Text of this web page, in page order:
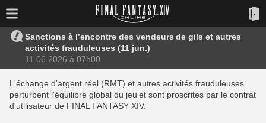
Sanctions à l’encontre des vendeurs de gils et autres
activités frauduleuses (11 jun.)
11.06.2026 à 07h00
L'échange d'argent réel (RMT) et autres activités frauduleuses
perturbent l'équilibre global du jeu et sont proscrites par le contrat
d'utilisateur de FINAL FANTASY XIV.